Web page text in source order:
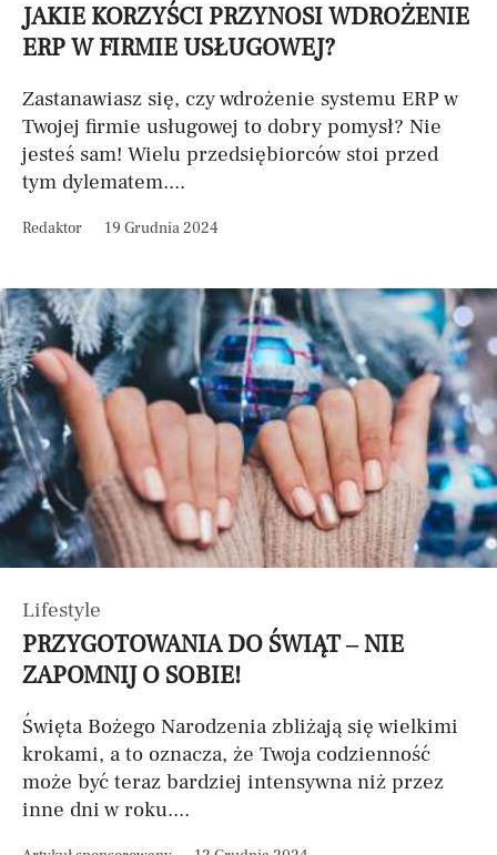
JAKIE KORZYŚCI PRZYNOSI WDROŻENIE
ERP W FIRMIE USŁUGOWEJ?
Zastanawiasz się, czy wdrożenie systemu ERP w
Twojej firmie usługowej to dobry pomysł? Nie
jesteś sam! Wielu przedsiębiorców stoi przed
tym dylematem....
Redaktor 19 Grudnia 2024
Lifestyle
PRZYGOTOWANIA DO ŚWIĄT – NIE
ZAPOMNIJ O SOBIE!
Święta Bożego Narodzenia zbliżają się wielkimi
krokami, a to oznacza, że Twoja codzienność
może być teraz bardziej intensywna niż przez
inne dni w roku....